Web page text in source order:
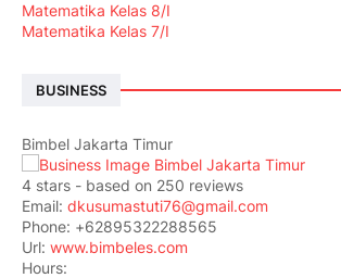
Matematika Kelas 8/I
Matematika Kelas 7/I
BUSINESS
Bimbel Jakarta Timur
4 stars - based on 250 reviews
Email: dkusumastuti76@gmail.com
Phone: +62895322288565
Url: www.bimbeles.com
Hours: